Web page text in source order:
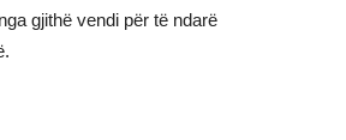
gjithë vendi për të ndarë